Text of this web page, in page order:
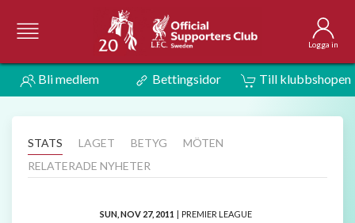
Logga in
Bli medlem Bettingsidor Till klubbshopen
STATS LAGET BETYG
MÖTEN
RELATERADE NYHETER
SUN, NOV 27, 2011 | PREMIER LEAGUE